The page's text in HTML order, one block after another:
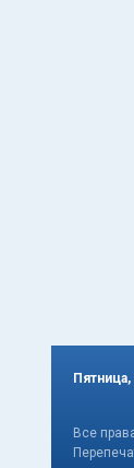
Пятница,
Все